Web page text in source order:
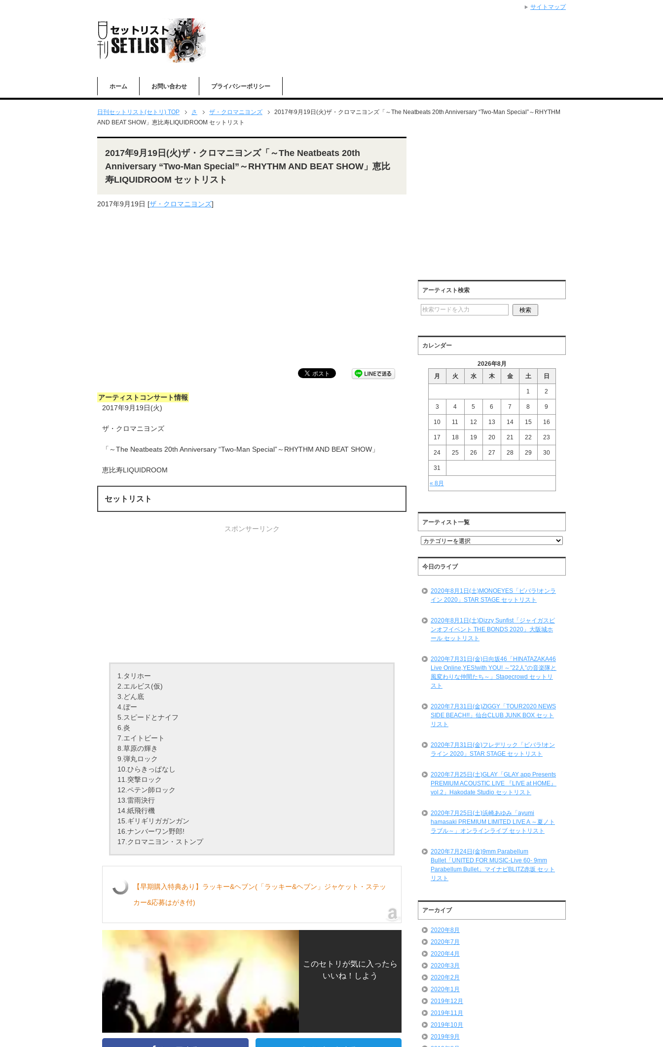
ホーム お問い合わせ プライバシーポリシー
日刊セットリスト(セトリ) TOP さ ザ・クロマニヨンズ
2017年9月19日(火)ザ・クロマニヨンズ「～The Neatbeats 20th Anniversary “Two-Man Special”～RHYTHM
AND BEAT SHOW」恵比寿LIQUIDROOM セットリスト
2017年9月19日(火)ザ・クロマニヨンズ「～The Neatbeats 20th
Anniversary “Two-Man Special”～RHYTHM AND BEAT SHOW」恵比
寿LIQUIDROOM セットリスト
2017年9月19日 [ザ・クロマニヨンズ]
アーティストコンサート情報
2017年9月19日(火)
ザ・クロマニヨンズ
「～The Neatbeats 20th Anniversary “Two-Man Special”～RHYTHM AND BEAT SHOW」
恵比寿LIQUIDROOM
セットリスト
スポンサーリンク
1.タリホー
2.エルビス(仮)
3.どん底
4.ぼー
5.スピードとナイフ
6.炎
7.エイトビート
8.草原の輝き
9.弾丸ロック
10.ひらきっぱなし
11.突撃ロック
12.ペテン師ロック
13.雷雨決行
14.紙飛行機
15.ギリギリガガンガン
16.ナンバーワン野郎!
17.クロマニヨン・ストンプ
【早期購入特典あり】ラッキー&ヘブン(「ラッキー&ヘブン」ジャケット・ステッ
カー&応募はがき付)
このセトリが気に入ったら
いいね！しよう
アーティスト検索
カレンダー
2026年8月
月
火 水 木 金 土 日
« 8月
1 2
3 4 5 6 7 8 9
10 11 12 13 14 15 16
17 18 19 20 21 22 23
24 25 26 27 28 29 30
31
アーティスト一覧
ア
テ
ィ
ス
一
今日のライブ
2020年8月1日(土)MONOEYES「ビバラ!オンラ
イン 2020」STAR STAGE セットリスト
2020年8月1日(土)Dizzy Sunfist「ジャイガスピ
ンオフイベント THE BONDS 2020」大阪城ホ
ール セットリスト
2020年7月31日(金)日向坂46「HINATAZAKA46
Live Online,YES!with YOU! ～”22人”の音楽隊と
風変わりな仲間たち～」Stagecrowd セットリ
スト
2020年7月31日(金)ZIGGY「TOUR2020 NEWS
SIDE BEACH!!」仙台CLUB JUNK BOX セット
リスト
2020年7月31日(金)フレデリック「ビバラ!オン
ライン 2020」STAR STAGE セットリスト
2020年7月25日(土)GLAY「GLAY app Presents
PREMIUM ACOUSTIC LIVE 『LIVE at HOME』
vol.2」Hakodate Studio セットリスト
2020年7月25日(土)浜崎あゆみ「ayumi
hamasaki PREMIUM LIMITED LIVE A ～夏ノト
ラブル～」オンラインライブ セットリスト
2020年7月24日(金)9mm Parabellum
Bullet「UNITED FOR MUSIC-Live 60- 9mm
Parabellum Bullet」マイナビBLITZ赤坂 セット
リスト
アーカイブ
2020年8月
2020年7月
2020年4月
2020年3月
2020年2月
2020年1月
2019年12月
2019年11月
2019年10月
2019年9月
サイトマップ